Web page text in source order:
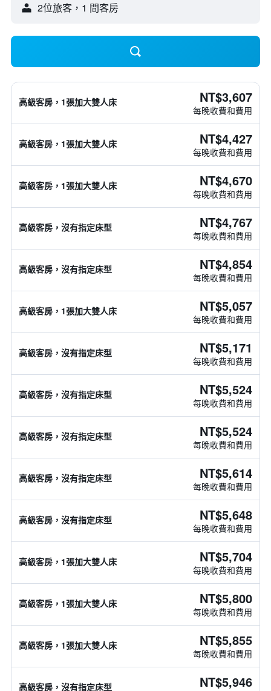
2位旅客，1 間客房
高級客房，1張加大雙人床 NT$3,607
每晚收費和費用
高級客房，1張加大雙人床 NT$4,427
每晚收費和費用
高級客房，1張加大雙人床 NT$4,670
每晚收費和費用
高級客房，沒有指定床型 NT$4,767
每晚收費和費用
高級客房，沒有指定床型 NT$4,854
每晚收費和費用
高級客房，1張加大雙人床 NT$5,057
每晚收費和費用
高級客房，沒有指定床型 NT$5,171
每晚收費和費用
高級客房，沒有指定床型 NT$5,524
每晚收費和費用
高級客房，沒有指定床型 NT$5,524
每晚收費和費用
高級客房，沒有指定床型 NT$5,614
每晚收費和費用
高級客房，沒有指定床型 NT$5,648
每晚收費和費用
高級客房，1張加大雙人床 NT$5,704
每晚收費和費用
高級客房，1張加大雙人床 NT$5,800
每晚收費和費用
高級客房，1張加大雙人床 NT$5,855
每晚收費和費用
高級客房，沒有指定床型 NT$5,946